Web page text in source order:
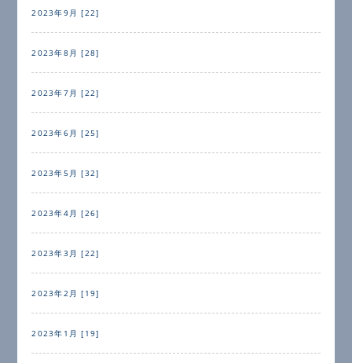
2023年9月 [22]
2023年8月 [28]
2023年7月 [22]
2023年6月 [25]
2023年5月 [32]
2023年4月 [26]
2023年3月 [22]
2023年2月 [19]
2023年1月 [19]